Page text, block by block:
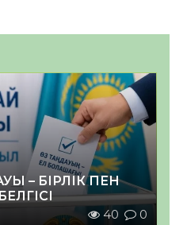
– БІРЛІК ПЕН
40 0